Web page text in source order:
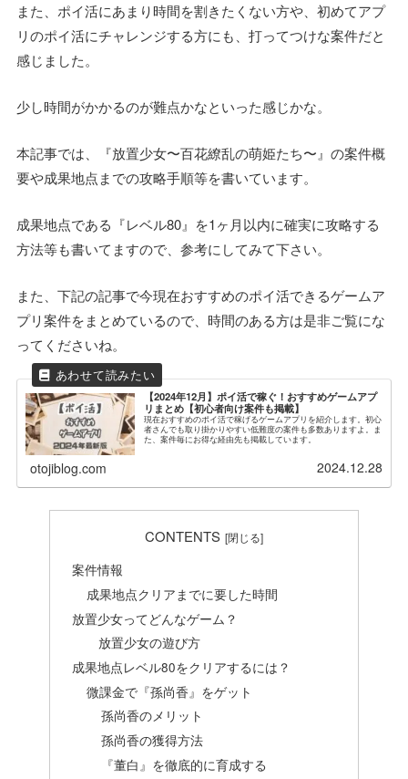
また、ポイ活にあまり時間を割きたくない方や、初めてアプ
リのポイ活にチャレンジする方にも、打ってつけな案件だと
感じました。
少し時間がかかるのが難点かなといった感じかな。
本記事では、『放置少女〜百花繚乱の萌姫たち〜』の案件概
要や成果地点までの攻略手順等を書いています。
成果地点である『レベル80』を1ヶ月以内に確実に攻略する
方法等も書いてますので、参考にしてみて下さい。
また、下記の記事で今現在おすすめのポイ活できるゲームア
プリ案件をまとめているので、時間のある方は是非ご覧にな
ってくださいね。
【2024年12月】ポイ活で稼ぐ！おすすめゲームアプ
リまとめ【初心者向け案件も掲載】
現在おすすめのポイ活で稼げるゲームアプリを紹介します。初心
者さんでも取り掛かりやすい低難度の案件も多数ありますよ。ま
た、案件毎にお得な経由先も掲載しています。
otojiblog.com 2024.12.28
CONTENTS
案件情報
成果地点クリアまでに要した時間
放置少女ってどんなゲーム？
放置少女の遊び方
成果地点レベル80をクリアするには？
微課金で『孫尚香』をゲット
孫尚香のメリット
孫尚香の獲得方法
『董白』を徹底的に育成する